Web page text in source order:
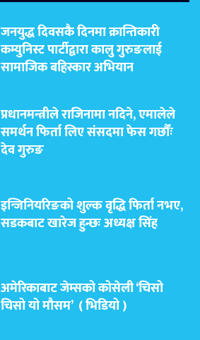
जनयुद्ध दिवसकै दिनमा क्रान्तिकारी
कम्युनिस्ट पार्टीद्वारा कालु गुरुङलाई
सामाजिक बहिस्कार अभियान
प्रधानमन्त्रीले राजिनामा नदिने, एमालेले
समर्थन फिर्ता लिए संसदमा फेस गर्छौंः
देव गुरुङ
इन्जिनियरिङको शुल्क वृद्धि फिर्ता नभए,
सडकबाट खारेज हुन्छः अध्यक्ष सिंह
अमेरिकाबाट जेम्सको कोसेली ‘चिसो
चिसो यो मौसम’ ( भिडियो )